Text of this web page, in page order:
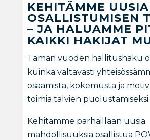
KEHITÄMME UUSIA
OSALLISTUMISEN
– JA HALUAMME
KAIKKI HAKIJAT
Tämän vuoden hallitushaku
kuinka valtavasti
osaamista, kokemusta ja
toimia talvien puolustamiseksi.
Kehitämme parhaillaan uusia
mahdollisuuksia osallistua